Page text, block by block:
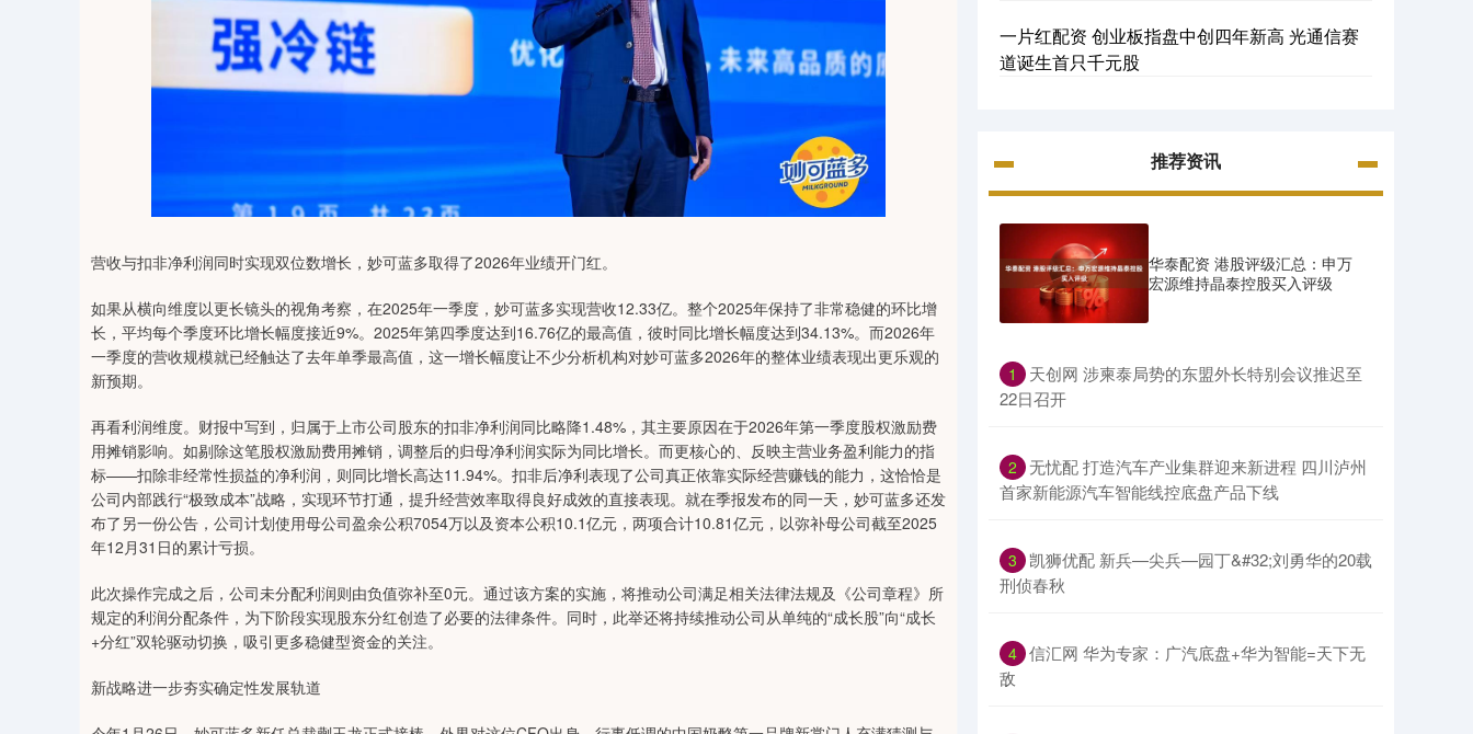
营收与扣非净利润同时实现双位数增长，妙可蓝多取得了2026年业绩开门红。
如果从横向维度以更长镜头的视角考察，在2025年一季度，妙可蓝多实现营收12.33亿。整个2025年保持了非常稳健的环比增
长，平均每个季度环比增长幅度接近9%。2025年第四季度达到16.76亿的最高值，彼时同比增长幅度达到34.13%。而2026年
一季度的营收规模就已经触达了去年单季最高值，这一增长幅度让不少分析机构对妙可蓝多2026年的整体业绩表现出更乐观的
新预期。
再看利润维度。财报中写到，归属于上市公司股东的扣非净利润同比略降1.48%，其主要原因在于2026年第一季度股权激励费
用摊销影响。如剔除这笔股权激励费用摊销，调整后的归母净利润实际为同比增长。而更核心的、反映主营业务盈利能力的指
标——扣除非经常性损益的净利润，则同比增长高达11.94%。扣非后净利表现了公司真正依靠实际经营赚钱的能力，这恰恰是
公司内部践行“极致成本”战略，实现环节打通，提升经营效率取得良好成效的直接表现。就在季报发布的同一天，妙可蓝多还发
布了另一份公告，公司计划使用母公司盈余公积7054万以及资本公积10.1亿元，两项合计10.81亿元，以弥补母公司截至2025
年12月31日的累计亏损。
此次操作完成之后，公司未分配利润则由负值弥补至0元。通过该方案的实施，将推动公司满足相关法律法规及《公司章程》所
规定的利润分配条件，为下阶段实现股东分红创造了必要的法律条件。同时，此举还将持续推动公司从单纯的“成长股”向“成长
+分红”双轮驱动切换，吸引更多稳健型资金的关注。
新战略进一步夯实确定性发展轨道
一片红配资 创业板指盘中创四年新高 光通信赛
道诞生首只千元股
推荐资讯
华泰配资 港股评级汇总：申万
宏源维持晶泰控股买入评级
1
​天创网 涉柬泰局势的东盟外长特别会议推迟至
22日召开
2 ​无忧配 打造汽车产业集群迎来新进程 四川泸州
首家新能源汽车智能线控底盘产品下线
3 ​凯狮优配 新兵—尖兵—园丁&#32;刘勇华的20载
刑侦春秋
4 ​信汇网 华为专家：广汽底盘+华为智能=天下无
敌